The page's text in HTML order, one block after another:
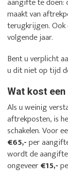
maakt van
terugkrijgen.
volgende jaar.
Bent u verplicht
u dit niet op tijd
Wat kost
Als u weinig
aftrekposten, is
schakelen. Voor
€65,-per
wordt de
ongeveer€15,-